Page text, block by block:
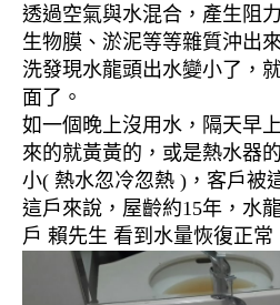
透過空氣與水混合，產生阻
生物膜、淤泥等等雜質沖出
洗發現水龍頭出水變小了，
面了。
如一個晚上沒用水，隔天早
來的就黃黃的，或是熱水器
小( 熱水忽冷忽熱 )，客戶被
這戶來說，屋齡約15年，水
戶 賴先生 看到水量恢復正常